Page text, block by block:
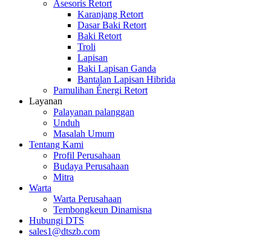
Asesoris Retort
Karanjang Retort
Dasar Baki Retort
Baki Retort
Troli
Lapisan
Baki Lapisan Ganda
Bantalan Lapisan Hibrida
Pamulihan Énergi Retort
Layanan
Palayanan palanggan
Unduh
Masalah Umum
Tentang Kami
Profil Perusahaan
Budaya Perusahaan
Mitra
Warta
Warta Perusahaan
Tembongkeun Dinamisna
Hubungi DTS
sales1@dtszb.com